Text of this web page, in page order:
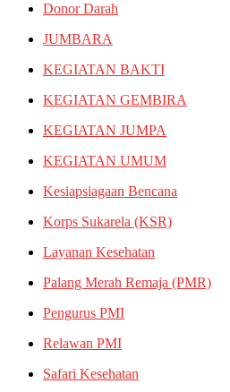
Donor Darah
JUMBARA
KEGIATAN BAKTI
KEGIATAN GEMBIRA
KEGIATAN JUMPA
KEGIATAN UMUM
Kesiapsiagaan Bencana
Korps Sukarela (KSR)
Layanan Kesehatan
Palang Merah Remaja (PMR)
Pengurus PMI
Relawan PMI
Safari Kesehatan